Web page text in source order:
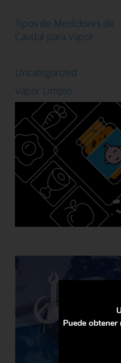
Tipos de Medidores de
Caudal para Vapor
Uncategorized
Vapor Limpio
Puede